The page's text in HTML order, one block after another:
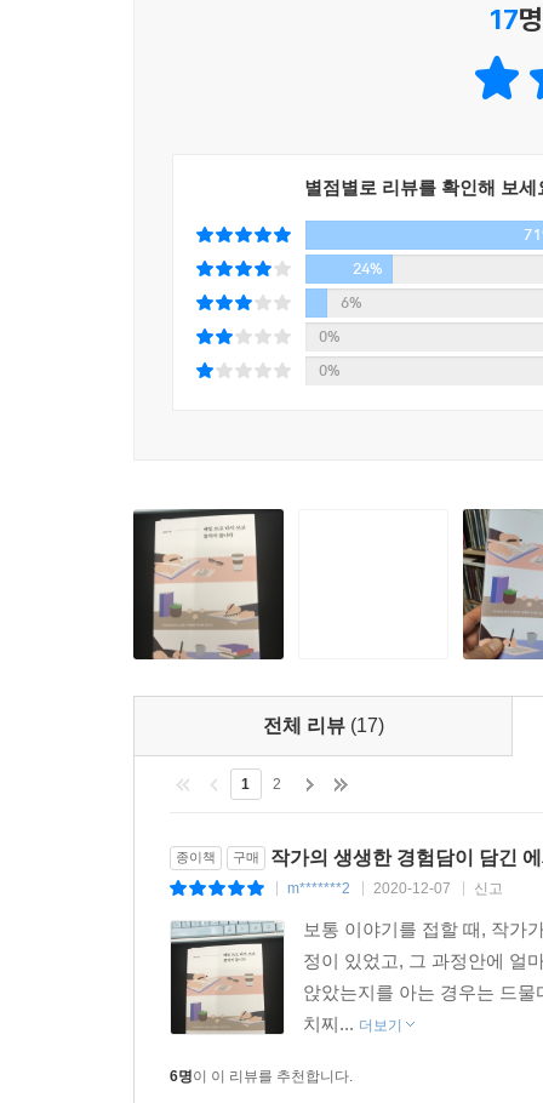
나 역시 스크린에 펼쳐진 내가 쓴 대사와 상황을
이야기가 부족한 것은 모두 작가인 내 탓이 크다.
게 됩니다”고 누가 말해 줬다면 시작이나 할 수
적어도 소설 한 권을 안정적으로 쓰려면 최소 1
고 했다. 출판사 밥을 먹어 왔기에 어느 정도 예
사야 했고, 그렇다면 기존에 하던 시나리오 작업
는 결론이 나왔다. 다른 소설가들은 어떻게 살고
견뎌야 했다. 또한 첫 책은 판권이 팔려 다음 소설
없게 되었다. 이것이 쓰라렸다. 두번째 소설을 출
혼자가 혼자를 위로하는 양식이라는 소설에 대한
를 위로하는 것이기도 하다. 그렇게 여기고 나면
노파심에서 말하자면 수락을 하긴 했는데 계약을
이 당신의 시나리오를 개발하자고 하는 회사나
할지 모른다. 하지만 절대 계약서 없이 쓰지 마라.
문학동네 소설상, 자음과모음 문학상, 중앙장편
전신인 CJ 스토리업 역시 두 번 지원했다 모두 물
공모전 당선 확률은 매우 낮다. 유명 공모전은 웬
다. 요컨대 필사적으로 해도 될까 말까 한 일을
그럼에도 그는 쓴다. 수없이 거절당하고, 실패
글쓰기를 다시 생각하는 것만으로도, 글 쓸
근질근질해졌다. -109, 110쪽
곤궁하고 곤란했지만 누추하고 지질했지만 나는
때문이고, 이제 부족한 나를 미워하지 않으며 살
작가의 길에 들어서고 싶다면
잊지 말아야 할 것은 저자가 20년간 글을 써 왔
작가의 길에 들어섰거나 들어서려는 이들을 위
일한 만큼 영화 한 편이 만들어지기까지 과정도 자
산문집에도 반영된 것이다.
17
별점별로 리뷰를 확인해 보세
24%
6%
0%
0%
전체 리뷰 (17)
1 2
종이책 구매 작가의 생생한 경험담이 담긴
m*******2 2020-12-07 신고
보통 이야기를 접할 때, 작가
정이 있었고, 그 과정안에 얼
앉았는지를 아는 경우는 드
치찌... 더보기
6명이 이 리뷰를 추천합니다.